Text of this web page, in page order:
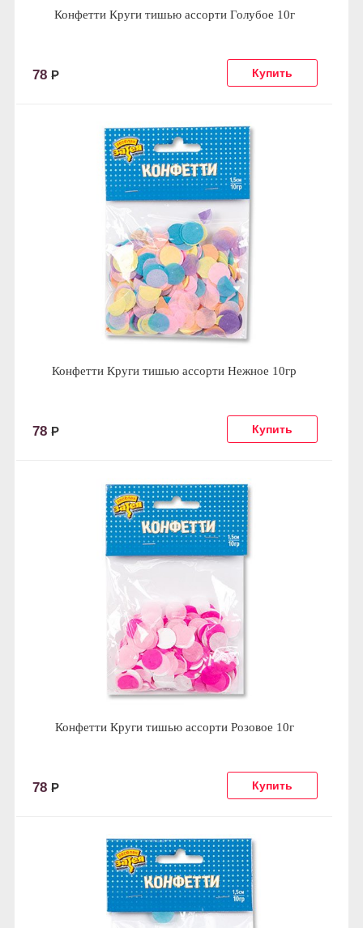
Конфетти Круги тишью ассорти Голубое 10г
78 Р
Конфетти Круги тишью ассорти Нежное 10гр
78 Р
Конфетти Круги тишью ассорти Розовое 10г
78 Р